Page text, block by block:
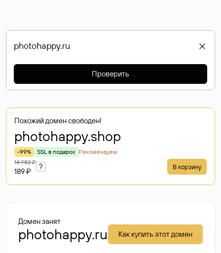
Проверить
Похожий домен свободен!
photohappy.shop
-99% SSL в подарок Рекомендуем
14 982 ₽
189 ₽
? В корзину
Домен занят
photohappy.ru Как купить этот домен